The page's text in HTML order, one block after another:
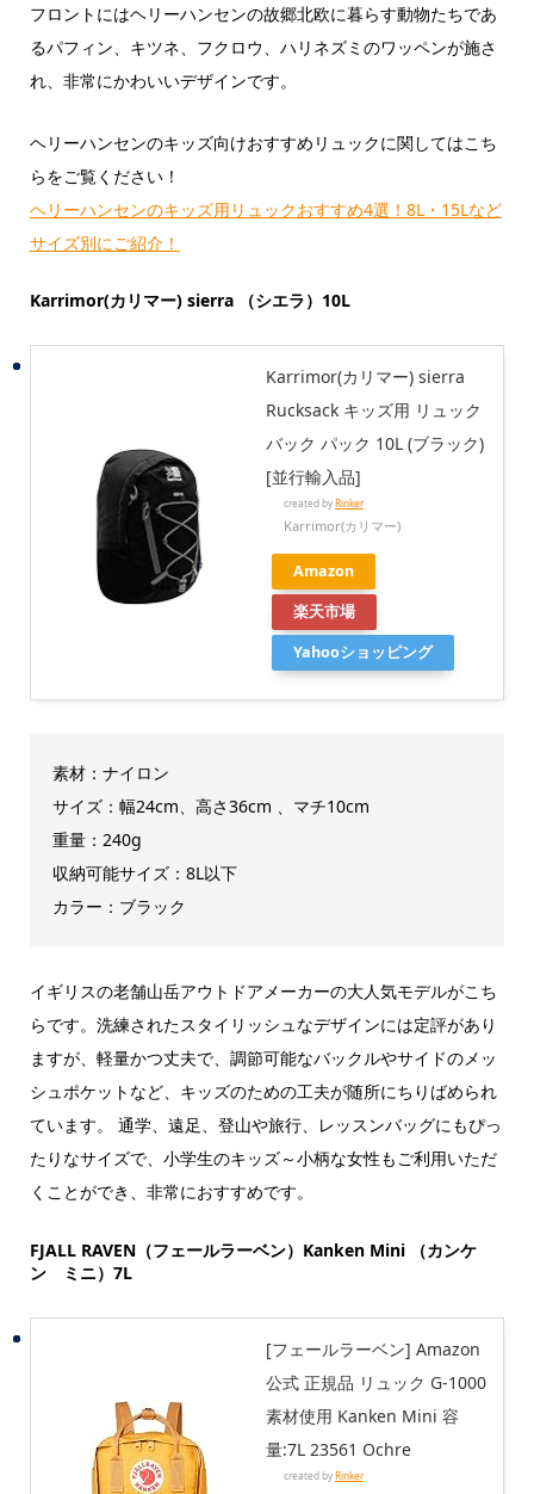
フロントにはヘリーハンセンの故郷北欧に暮らす動物たちであ
るパフィン、キツネ、フクロウ、ハリネズミのワッペンが施さ
れ、非常にかわいいデザインです。
ヘリーハンセンのキッズ向けおすすめリュックに関してはこち
らをご覧ください！
ヘリーハンセンのキッズ用リュックおすすめ4選！8L・15Lなど
サイズ別にご紹介！
Karrimor(カリマー) sierra （シエラ）10L
Karrimor(カリマー) sierra
Rucksack キッズ用 リュック
バック パック 10L (ブラック)
[並行輸入品]
created byRinker
Karrimor(カリマー)
Amazon
楽天市場
Yahooショッピング
素材：ナイロン
サイズ：幅24cm、高さ36cm 、マチ10cm
重量：240g
収納可能サイズ：8L以下
カラー：ブラック
イギリスの老舗山岳アウトドアメーカーの大人気モデルがこち
らです。洗練されたスタイリッシュなデザインには定評があり
ますが、軽量かつ丈夫で、調節可能なバックルやサイドのメッ
シュポケットなど、 キッズのための工夫が随所にちりばめられ
ています。
通学、遠足、登山や旅行、レッスンバッグにもぴっ
たりなサイズで、小学生のキッズ～小柄な女性もご利用いただ
くことができ、非常におすすめです。
FJALL RAVEN（フェールラーベン） Kanken Mini （カンケ
ン ミニ）7L
[フェールラーベン] Amazon
公式 正規品 リュック G-1000
素材使用 Kanken Mini 容
量:7L 23561 Ochre
created byRinker